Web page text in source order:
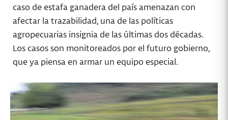
caso de estafa ganadera del país amenazan con
afectar la trazabilidad, una de las políticas
agropecuarias insignia de las últimas dos décadas.
Los casos son monitoreados por el futuro gobierno,
que ya piensa en armar un equipo especial.